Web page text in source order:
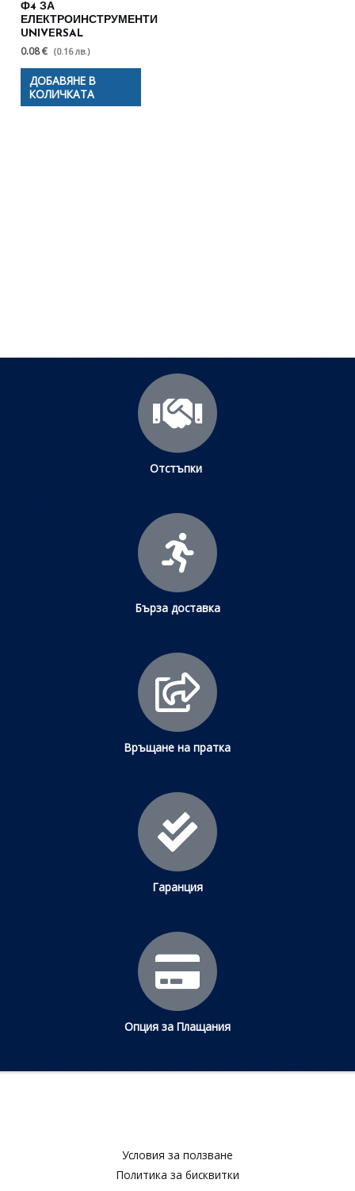
Ф4 ЗА
ЕЛЕКТРОИНСТРУМЕНТИ
UNIVERSAL
0.08 € (0.16 лв.)
ДОБАВЯНЕ В
КОЛИЧКАТА
Отстъпки
Бърза доставка
Връщане на пратка
Гаранция
Опция за Плащания
Условия за ползване​
Политика за бисквитки​